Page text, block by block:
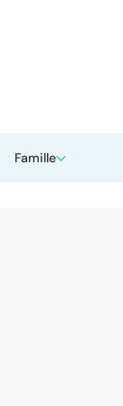
Famille